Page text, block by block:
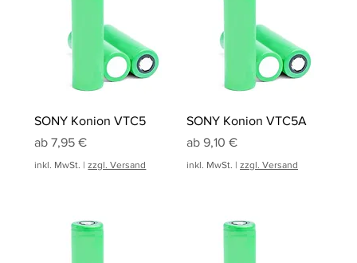
SONY Konion VTC5
ab7,95 €
Sale-Preis
inkl. MwSt. |zzgl. Versand
SONY Konion VTC5A
ab 9,10 €
Sale-Preis
inkl. MwSt. | zzgl. Versand